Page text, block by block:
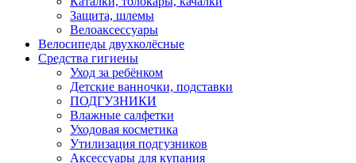
Защита, шлемы
Велоаксессуары
Велосипеды двухколёсные
Средства гигиены
Уход за ребёнком
Детские ванночки, подставки
ПОДГУЗНИКИ
Влажные салфетки
Уходовая косметика
Утилизация подгузников
Аксессуары для купания